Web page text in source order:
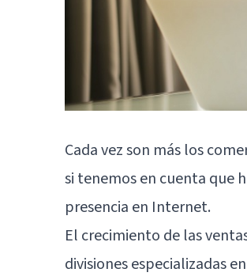
Cada vez son más los
si tenemos en cuenta que
presencia en Internet.
El crecimiento de las
divisiones especializadas